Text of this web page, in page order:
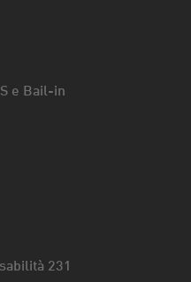
e Bail-in
231